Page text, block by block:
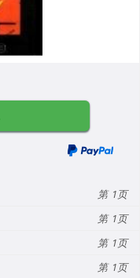
1
1
1
1